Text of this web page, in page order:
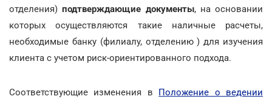
отделения)подтверждающие документы, на основании
которых осуществляются такие наличные расчеты,
необходимые банку (филиалу, отделению ) для изучения
клиента с учетом риск-ориентированного подхода.
Соответствующие изменения в Положение о ведении